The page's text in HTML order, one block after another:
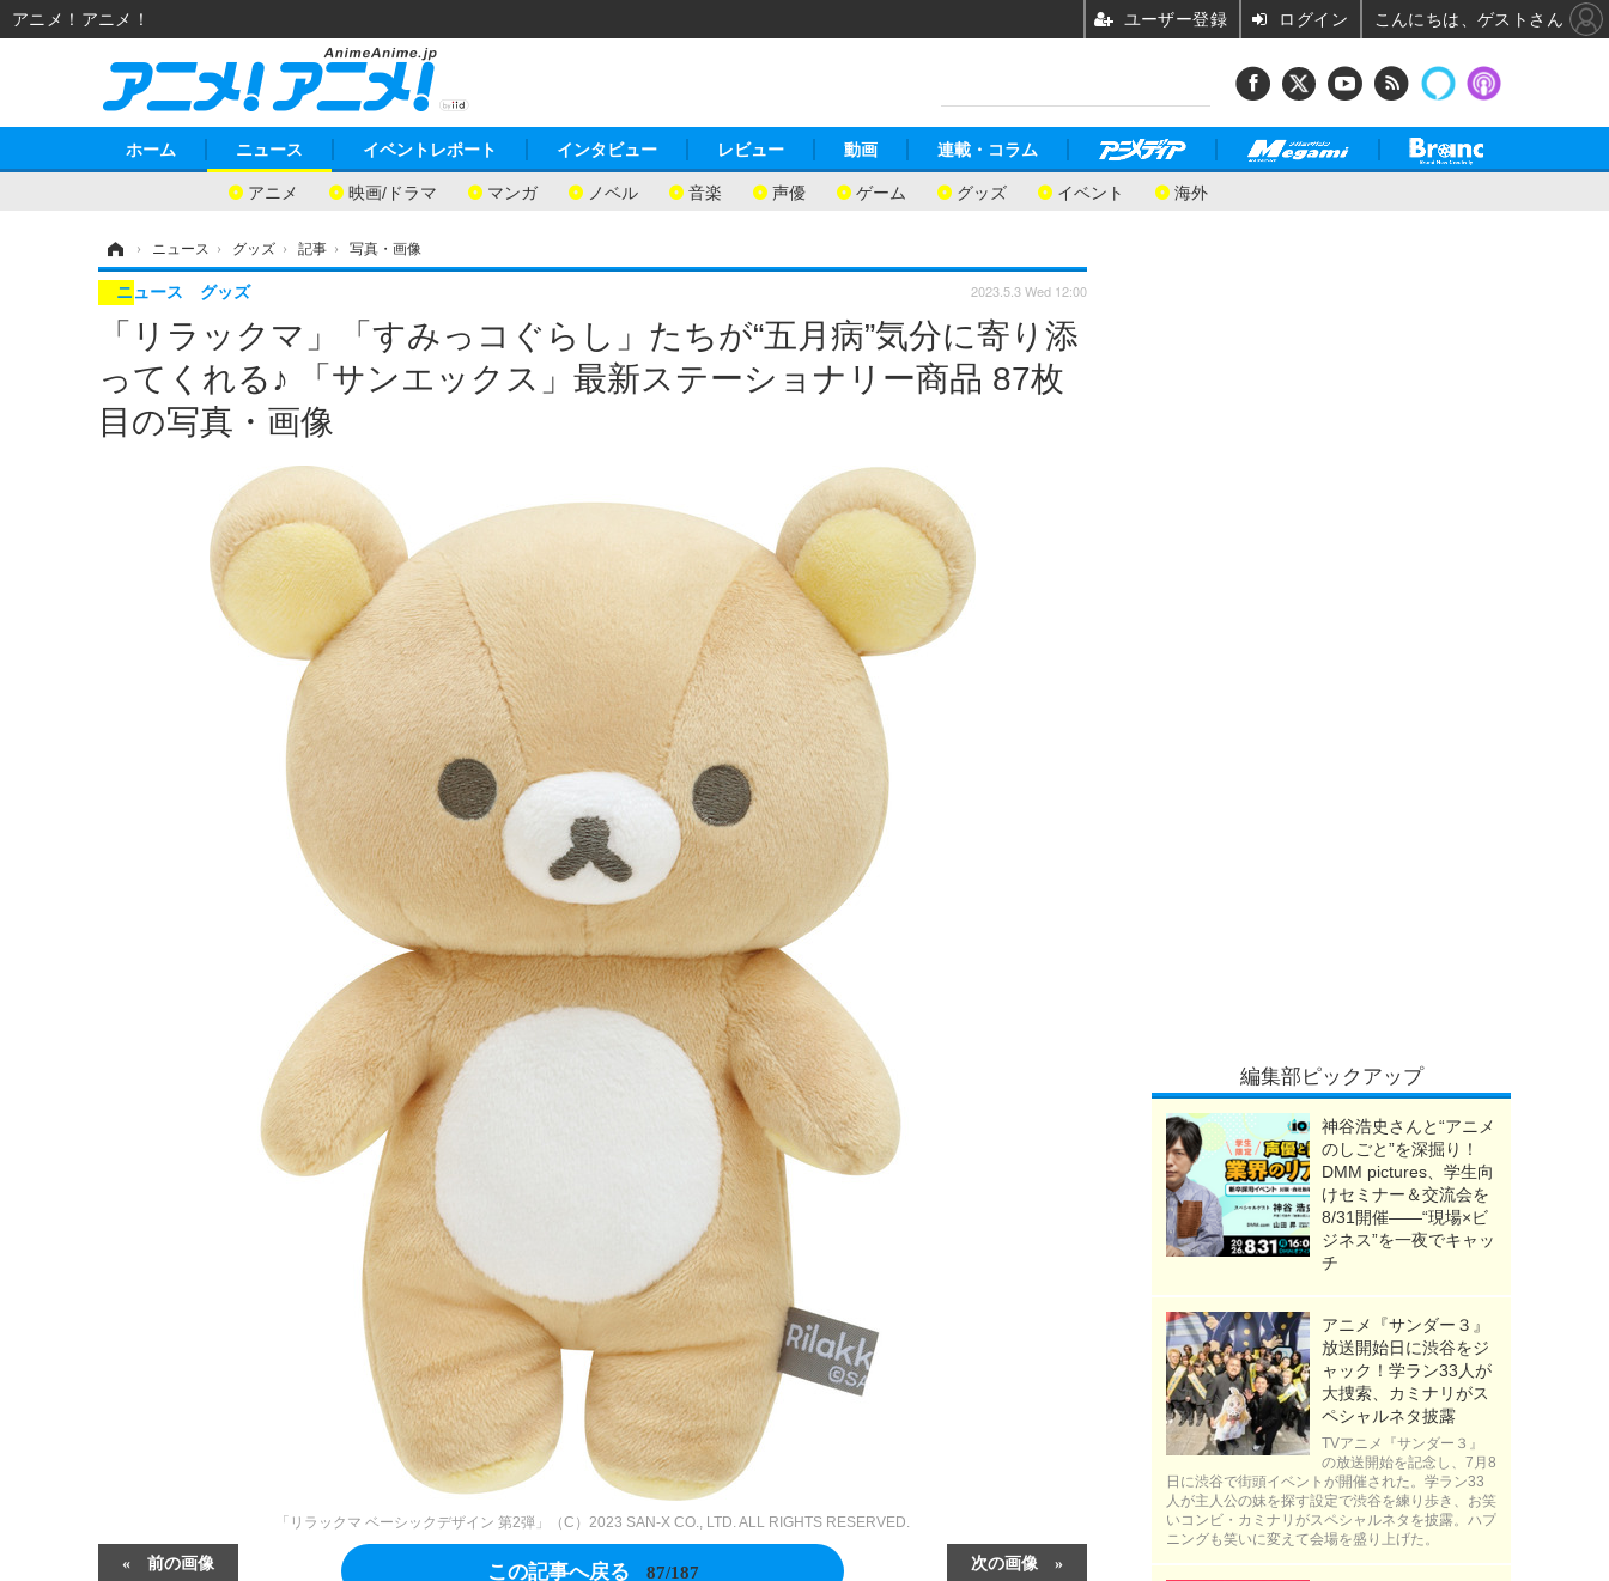
ホーム ニュース
アニメ 映画/ドラマ マンガ ノベル 音楽 声優 ゲーム グッズ イベント 海外
イベントレポート インタビュー レビュー 動画 連載・コラム
› ニュース › グッズ › 記事 › 写真・画像
「リラックマ」「すみっコぐらし」たちが“五月病”気分に寄り添
ってくれる♪ 「サンエックス」最新ステーショナリー商品 87枚
目の写真・画像
ニュース グッズ 2023.5.3 Wed 12:00
「リラックマ ベーシックデザイン 第2弾」（C）2023 SAN-X CO., LTD. ALL RIGHTS RESERVED.
前の画像 次の画像
この記事へ戻る 87/187
編集部ピックアップ
神谷浩史さんと“アニメ
のしごと”を深掘り！
DMM pictures、学生向
けセミナー＆交流会を
8/31開催――“現場×ビ
ジネス”を一夜でキャッ
チ
アニメ『サンダー３』
放送開始日に渋谷をジ
ャック！学ラン33人が
大捜索、カミナリがス
ペシャルネタ披露
TVアニメ『サンダー３』
の放送開始を記念し、7月8
日に渋谷で街頭イベントが開催された。学ラン33
人が主人公の妹を探す設定で渋谷を練り歩き、お笑
いコンビ・カミナリがスペシャルネタを披露。ハプ
ニングも笑いに変えて会場を盛り上げた。
アニメ！アニメ！ ユーザー登録 ログイン こんにちは、ゲストさん